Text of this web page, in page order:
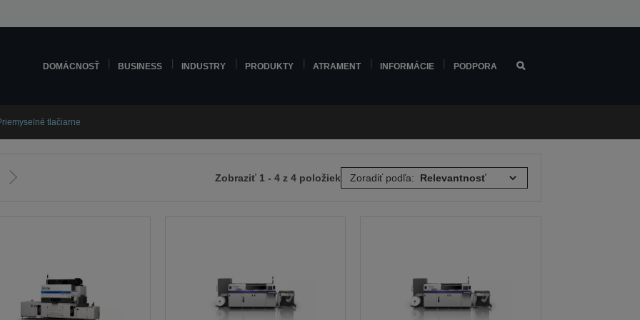
DOMÁCNOSŤ BUSINESS INDUSTRY PRODUKTY ATRAMENT INFORMÁCIE PODPORA
tlačiarne
Ísť
Zobraziť 1 - 4 z 4 položiek Zoradiť podľa: